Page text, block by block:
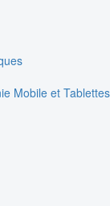
Mobile et Tablettes